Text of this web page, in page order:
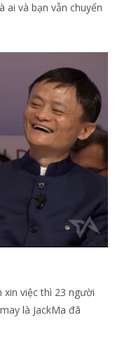
ai và bạn vẫn chuyển
xin việc thì 23 người
là JackMa đã